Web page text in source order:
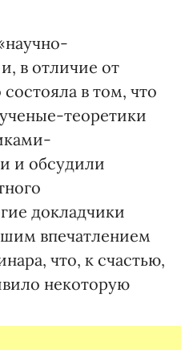
в отличие от
в том, что
теоретики
и обсудили
докладчики
впечатлением
что, к счастью,
некоторую